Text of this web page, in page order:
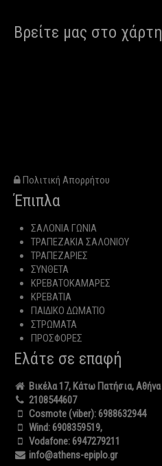
Βρείτε μας στο χάρτη
Πολιτική Απορρήτου
Έπιπλα
ΣΑΛΟΝΙΑ ΓΩΝΙΑ
ΤΡΑΠΕΖΑΚΙΑ ΣΑΛΟΝΙΟΥ
ΤΡΑΠΕΖΑΡΙΕΣ
ΣΥΝΘΕΤΑ
ΚΡΕΒΑΤΟΚΑΜΑΡΕΣ
ΚΡΕΒΑΤΙΑ
ΠΑΙΔΙΚΟ ΔΩΜΑΤΙΟ
ΣΤΡΩΜΑΤΑ
ΠΡΟΣΦΟΡΕΣ
Ελάτε σε επαφή
Βικέλα 17, Κάτω Πατήσια, Αθήνα
2108544607
Cosmote (viber):6988632944
Wind:6908359519,
Vodafone:6947279211
info@athens-epiplo.gr